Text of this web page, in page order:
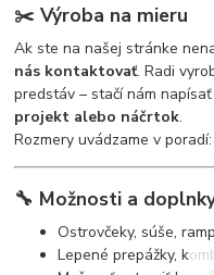
✂️Výroba na mieru
Ak ste na našej stránke
nás kontaktovať. Radi
predstáv – stačí nám
projekt alebo náčrtok.
Rozmery uvádzame v poradí:
🔧 Možnosti a
Ostrovčeky, súše,
Lepené prepážky,